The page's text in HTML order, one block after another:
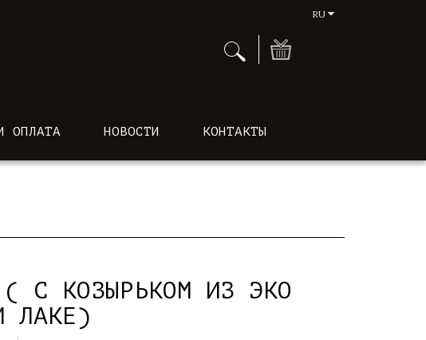
RU
ОПЛАТА НОВОСТИ КОНТАКТЫ
( С КОЗЫРЬКОМ ИЗ ЭКО
ЛАКЕ)